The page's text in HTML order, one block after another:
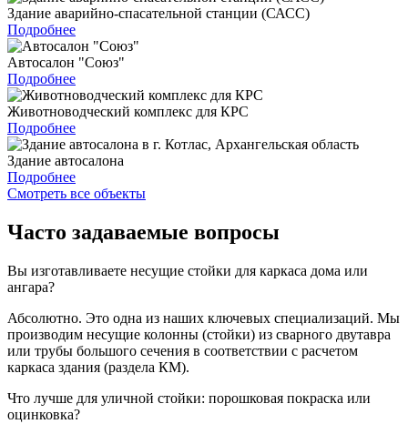
Здание аварийно-спасательной станции (САСС)
Подробнее
Автосалон "Союз"
Подробнее
Животноводческий комплекс для КРС
Подробнее
Здание автосалона
Подробнее
Смотреть все объекты
Часто задаваемые вопросы
Вы изготавливаете несущие стойки для каркаса дома или
ангара?
Абсолютно. Это одна из наших ключевых специализаций. Мы
производим несущие колонны (стойки) из сварного двутавра
или трубы большого сечения в соответствии с расчетом
каркаса здания (раздела КМ).
Что лучше для уличной стойки: порошковая покраска или
оцинковка?